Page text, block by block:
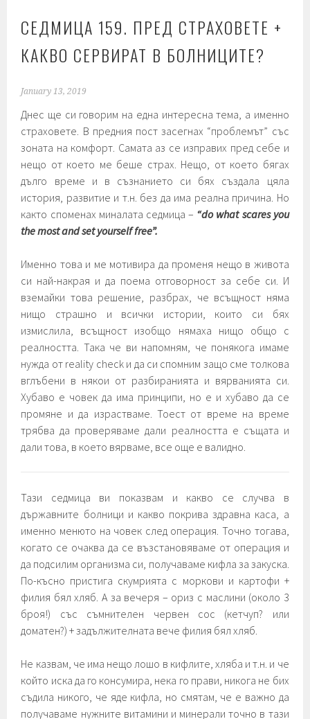
СЕДМИЦА 159. ПРЕД СТРАХОВЕТЕ +
КАКВО СЕРВИРАТ В БОЛНИЦИТЕ?
January 13, 2019
Днес ще си говорим на една интересна тема, а именно
страховете. В предния пост засегнах “проблемът” със
зоната на комфорт. Самата аз се изправих пред себе и
нещо от което ме беше страх. Нещо, от което бягах
дълго време и в съзнанието си бях създала цяла
история, развитие и т.н. без да има реална причина. Но
както споменах миналата седмица – “do what scares you
the most and set yourself free”.
Именно това и ме мотивира да променя нещо в живота
си най-накрая и да поема отговорност за себе си. И
вземайки това решение, разбрах, че всъщност няма
нищо страшно и всички истории, които си бях
измислила, всъщност изобщо нямаха нищо общо с
реалността. Така че ви напомням, че понякога имаме
нужда от reality check и да си спомним защо сме толкова
вглъбени в някои от разбиранията и вярванията си.
Хубаво е човек да има принципи, но е и хубаво да се
промяне и да израстваме. Тоест от време на време
трябва да проверяваме дали реалността е същата и
дали това, в което вярваме, все още е валидно.
Тази седмица ви показвам и какво се случва в
държавните болници и какво покрива здравна каса, а
именно менюто на човек след операция. Точно тогава,
когато се очаква да се възстановяваме от операция и
да подсилим организма си, получаваме кифла за закуска.
По-късно пристига скумрията с моркови и картофи +
филия бял хляб. А за вечеря – ориз с маслини (около 3
броя!) със съмнителен червен сос (кетчуп? или
доматен?) + задължителната вече филия бял хляб.
Не казвам, че има нещо лошо в кифлите, хляба и т.н. и че
който иска да го консумира, нека го прави, никога не бих
съдила никого, че яде кифла, но смятам, че е важно да
получаваме нужните витамини и минерали точно в тази